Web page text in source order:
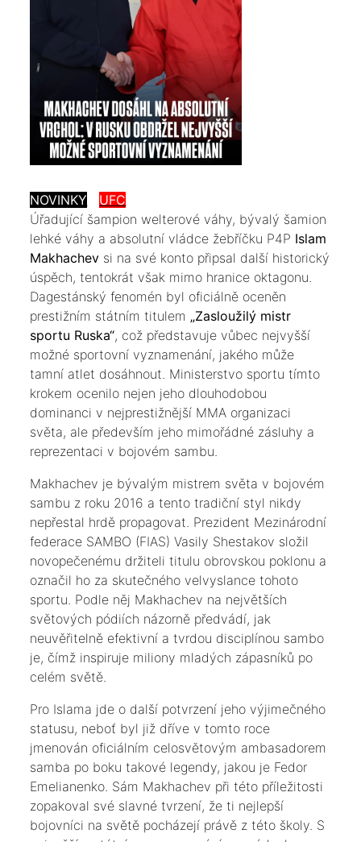
NOVINKY
UFC
​Úřadující šampion welterové váhy, bývalý šamion
lehké váhy a absolutní vládce žebříčku P4P Islam
Makhachev si na své konto připsal další historický
úspěch, tentokrát však mimo hranice oktagonu.
Dagestánský fenomén byl oficiálně oceněn
prestižním státním titulem „Zasloužilý mistr
sportu Ruska“, což představuje vůbec nejvyšší
možné sportovní vyznamenání, jakého může
tamní atlet dosáhnout. Ministerstvo sportu tímto
krokem ocenilo nejen jeho dlouhodobou
dominanci v nejprestižnější MMA organizaci
světa, ale především jeho mimořádné zásluhy a
reprezentaci v bojovém sambu.
​Makhachev je bývalým mistrem světa v bojovém
sambu z roku 2016 a tento tradiční styl nikdy
nepřestal hrdě propagovat. Prezident Mezinárodní
federace SAMBO (FIAS) Vasily Shestakov složil
novopečenému držiteli titulu obrovskou poklonu a
označil ho za skutečného velvyslance tohoto
sportu. Podle něj Makhachev na největších
světových pódiích názorně předvádí, jak
neuvěřitelně efektivní a tvrdou disciplínou sambo
je, čímž inspiruje miliony mladých zápasníků po
celém světě.
​Pro Islama jde o další potvrzení jeho výjimečného
statusu, neboť byl již dříve v tomto roce
jmenován oficiálním celosvětovým ambasadorem
samba po boku takové legendy, jakou je Fedor
Emelianenko. Sám Makhachev při této příležitosti
zopakoval své slavné tvrzení, že ti nejlepší
bojovníci na světě pocházejí právě z této školy. S